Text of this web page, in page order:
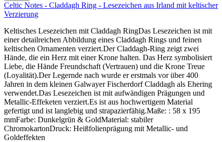
Celtic Notes - Claddagh Ring - Lesezeichen aus Irland mit keltischer
Verzierung
Keltisches Lesezeichen mit Claddagh RingDas Lesezeichen ist mit
einer detailreichen Abbildung eines Claddagh Rings und feinen
keltischen Ornamenten verziert.Der Claddagh-Ring zeigt zwei
Hände, die ein Herz mit einer Krone halten. Das Herz symbolisiert
Liebe, die Hände Freundschaft (Vertrauen) und die Krone Treue
(Loyalität).Der Legernde nach wurde er erstmals vor über 400
Jahren in dem kleinen Galwayer Fischerdorf Claddagh als Ehering
verwendet.Das Lesezeichen ist mit aufwändigen Prägungen und
Metallic-Effeketen verziert.Es ist aus hochwertigem Material
gefertigt und ist langlebig und strapazierfähig.Maße: : 58 x 195
mmFarbe: Dunkelgrün & GoldMaterial: stabiler
ChromokartonDruck: Heißfolienprägung mit Metallic- und
Goldeffekten